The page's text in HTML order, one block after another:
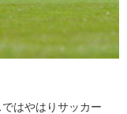
はやはりサッカー